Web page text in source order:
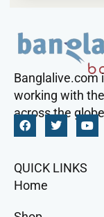
Banglalive.com
working with
across the
QUICK LINKS
Home